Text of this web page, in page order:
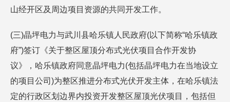
山经开区及周边项目资源的共同开发工作。
(三)晶坪电力与武川县哈乐镇人民政府(以下简称“哈乐镇政
府”)签订《关于整区屋顶分布式光伏项目合作开发协
议》，哈乐镇政府同意晶坪电力(包括晶坪电力在当地设立
的项目公司)为整区推进分布式光伏开发主体，在哈乐镇法
定的行政区划边界内投资开发整区屋顶光伏项目，包括但